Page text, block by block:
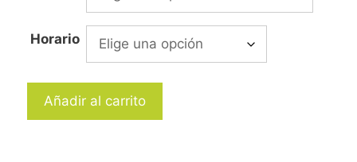
Horario
Añadir al carrito